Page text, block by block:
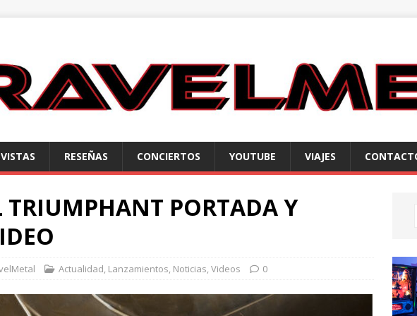
RESEÑAS CONCIERTOS YOUTUBE VIAJES
TRIUMPHANT PORTADA Y
Actualidad, Lanzamientos, Noticias,Videos 0